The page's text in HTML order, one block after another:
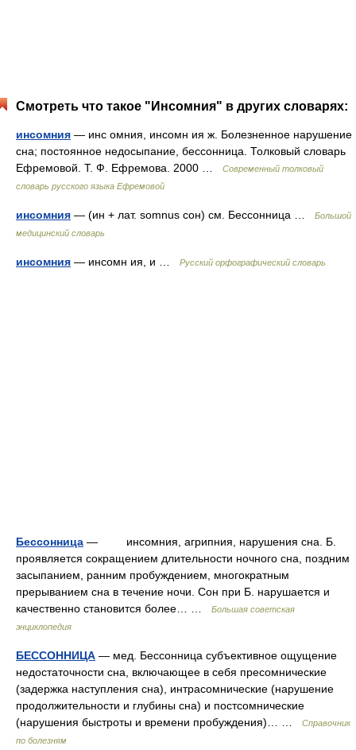
Смотреть что такое "Инсомния" в других словарях:
инсомния — инс омния, инсомн ия ж. Болезненное нарушение
сна; постоянное недосыпание, бессонница. Толковый словарь
Ефремовой. Т. Ф. Ефремова. 2000 …
Современный толковый
словарь русского языка Ефремовой
инсомния — (ин + лат. somnus сон) см. Бессонница …
Большой
медицинский словарь
инсомния — инсомн ия, и … Русский орфографический словарь
Бессонница — инсомния, агрипния, нарушения сна. Б.
проявляется сокращением длительности ночного сна, поздним
засыпанием, ранним пробуждением, многократным
прерыванием сна в течение ночи. Сон при Б. нарушается и
качественно становится более… …
Большая советская
энциклопедия
БЕССОННИЦА — мед. Бессонница субъективное ощущение
недостаточности сна, включающее в себя пресомнические
(задержка наступления сна), интрасомнические (нарушение
продолжительности и глубины сна) и постсомнические
(нарушения быстроты и времени пробуждения)… …
Справочник
по болезням